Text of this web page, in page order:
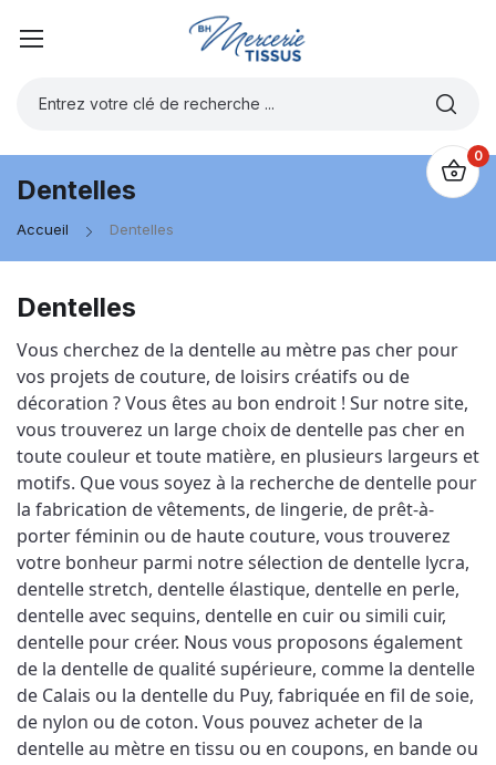
0
Dentelles
Accueil Dentelles
Dentelles
Vous cherchez de la dentelle au mètre pas cher pour
vos projets de couture, de loisirs créatifs ou de
décoration ? Vous êtes au bon endroit ! Sur notre site,
vous trouverez un large choix de dentelle pas cher en
toute couleur et toute matière, en plusieurs largeurs et
motifs. Que vous soyez à la recherche de dentelle pour
la fabrication de vêtements, de lingerie, de prêt-à-
porter féminin ou de haute couture, vous trouverez
votre bonheur parmi notre sélection de dentelle lycra,
dentelle stretch, dentelle élastique, dentelle en perle,
dentelle avec sequins, dentelle en cuir ou simili cuir,
dentelle pour créer. Nous vous proposons également
de la dentelle de qualité supérieure, comme la dentelle
de Calais ou la dentelle du Puy, fabriquée en fil de soie,
de nylon ou de coton. Vous pouvez acheter de la
dentelle au mètre en tissu ou en coupons, en bande ou